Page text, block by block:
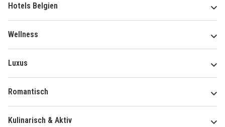
Hotels Belgien
Wellness
Luxus
Romantisch
Kulinarisch & Aktiv